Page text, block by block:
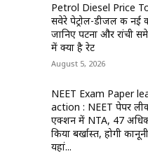
Petrol Diesel Price
सवेरे पेट्रोल-डीजल की नई
जानिए पटना और रांची
में क्या है रेट
August 5, 2026
NEET Exam Paper
action : NEET पेपर
एक्शन में NTA, 47
किया बर्खास्त, होगी
यहां...